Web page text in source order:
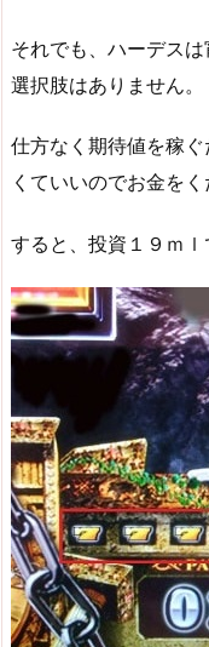
それでも、ハーデス
選択肢はありません。
仕方なく期待値を稼
くていいのでお金をく
すると、投資１９ｍｌ